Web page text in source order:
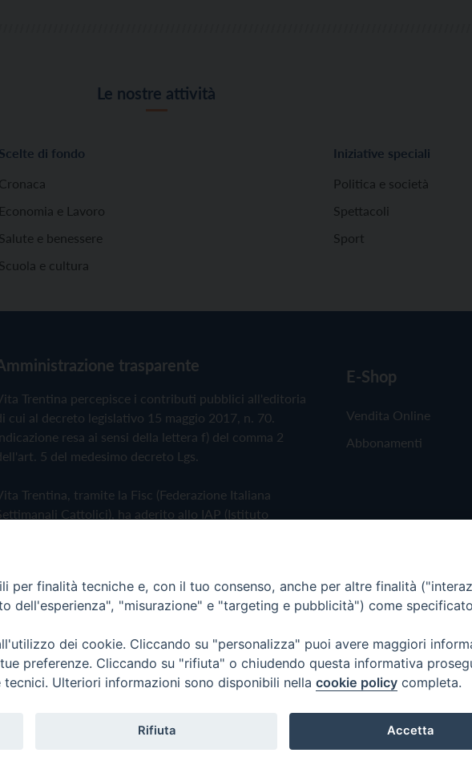
Le nostre attività
Scelte di fondo
Cronaca
Economia e Lavoro
Salute e benessere
Scuola e cultura
Iniziative speciali
Politica e società
Spettacoli
Sport
trasparente
Trentina percepisce i contributi pubblici all'editoria
cui al decreto legislativo 15 maggio 2017, n. 70.
resa ai sensi della lettera f) del comma 2
5 del medesimo decreto Lgs.
Trentina, tramite la Fisc (Federazione Italiana
Cattolici), ha aderito allo IAP (Istituto
Privacy Policy Cookie Policy
E-Shop
Vendita Online
Abbonamenti
Editrice
per finalità tecniche e, con il tuo consenso, anche per altre finalità
dell'esperienza", "misurazione" e "targeting e pubblicità") come
dei cookie. Cliccando su "personalizza" puoi avere maggiori
preferenze. Cliccando su "rifiuta" o chiudendo questa informativa
Ulteriori informazioni sono disponibili nella cookie policy completa.
Rifiuta Accetta